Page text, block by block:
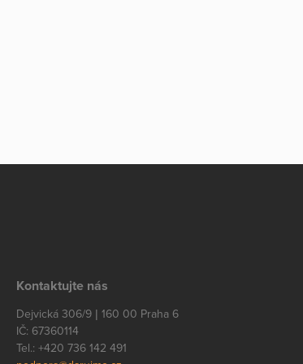
Kontaktujte nás
Dejvická 306/9 | 160 00 Praha 6
IČ: 67360114
Tel.: +420 736 142 491